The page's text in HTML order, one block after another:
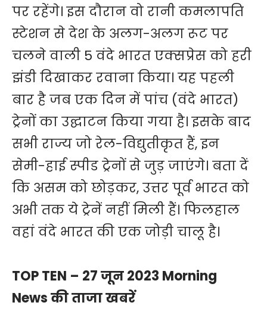
पर रहेंगे। इस दौरान वो रानी कमलापति
स्टेशन से देश के अलग-अलग रूट पर
चलने वाली 5 वंदे भारत एक्सप्रेस को हरी
झंडी दिखाकर रवाना किया। यह पहली
बार है जब एक दिन में पांच (वंदे भारत)
ट्रेनों का उद्घाटन किया गया है। इसके बाद
सभी राज्य जो रेल-विद्युतीकृत हैं, इन
सेमी-हाई स्पीड ट्रेनों से जुड़ जाएंगे। बता दें
कि असम को छोड़कर, उत्तर पूर्व भारत को
अभी तक ये ट्रेनें नहीं मिली हैं। फिलहाल
वहां वंदे भारत की एक जोड़ी चालू है।
TOP TEN – 27 जून 2023 Morning
News की ताजा खबरें